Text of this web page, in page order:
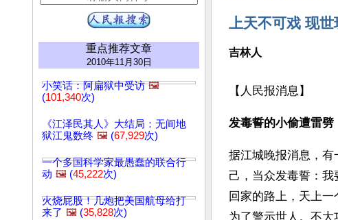
重点推荐文章
2010年11月30日
小笑话：阿扁狱中受访 🖼️
(101,340次)
《江泽民其人》大结局：无间地
狱江鬼数终 🖼️ (67,929次)
一个多国科学家最愚蠢的联合行
动 🖼️ (45,222次)
火烧屁股！几炮把美国航母给打
来了 🖼️ (35,828次)
上天不可戏 现
吉林人
【人民报消息】
发毒誓的小偷遭雷劈
据江城晚报消息，
己，当众发毒誓：
回家的路上，天上
为了警示世人。不